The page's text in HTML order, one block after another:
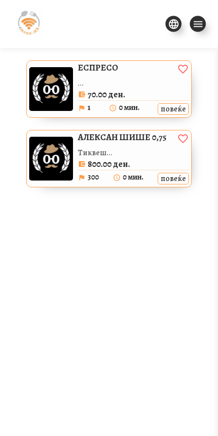
ЕСПРЕСО
...
70.00 ден.
1 0 мин. повеќе
АЛЕКСАН ШИШЕ 0,75
Тиквеш...
800.00 ден.
300 0 мин. повеќе